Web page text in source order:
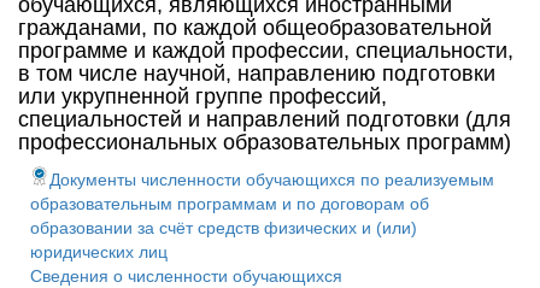
обучающихся, являющихся иностранными
гражданами, по каждой общеобразовательной
программе и каждой профессии, специальности,
в том числе научной, направлению подготовки
или укрупненной группе профессий,
специальностей и направлений подготовки (для
профессиональных образовательных программ)
Документы численности обучающихся по реализуемым
образовательным программам и по договорам об
образовании за счёт средств физических и (или)
юридических лиц
Сведения о численности обучающихся